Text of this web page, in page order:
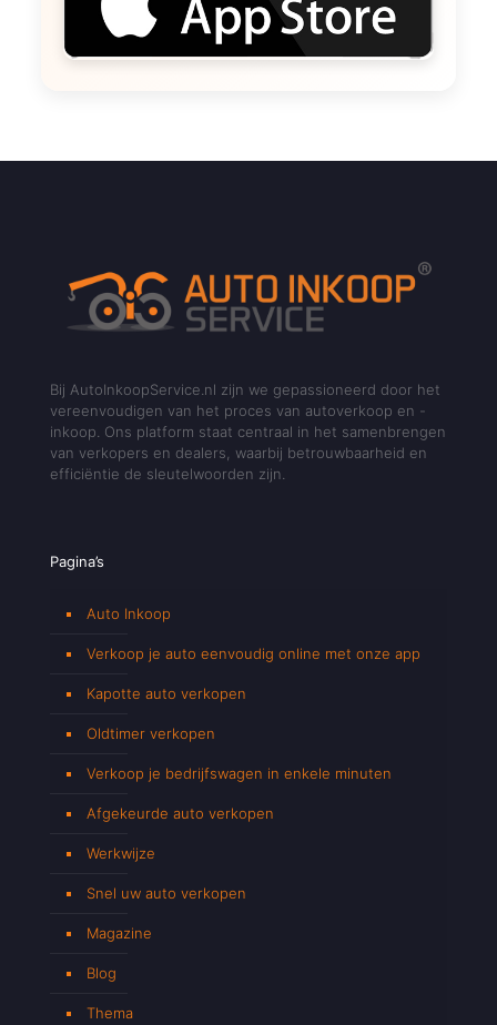
Bij AutoInkoopService.nl zijn we gepassioneerd door het
vereenvoudigen van het proces van autoverkoop en -
inkoop. Ons platform staat centraal in het samenbrengen
van verkopers en dealers, waarbij betrouwbaarheid en
efficiëntie de sleutelwoorden zijn.
Pagina’s
Auto Inkoop
Verkoop je auto eenvoudig online met onze app
Kapotte auto verkopen
Oldtimer verkopen
Verkoop je bedrijfswagen in enkele minuten
Afgekeurde auto verkopen
Werkwijze
Snel uw auto verkopen
Magazine
Blog
Thema